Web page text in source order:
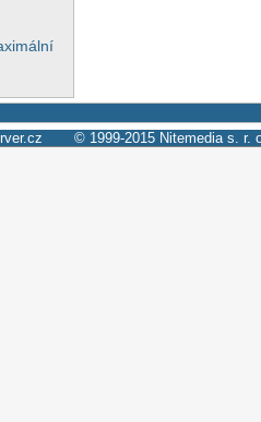
© 1999-2015 Nitemedia s. r.